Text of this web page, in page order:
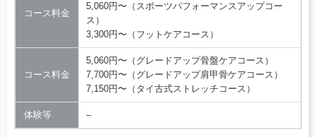
コース料金
5,060円〜（スポーツパフォーマンスアップコー
ス）
3,300円〜（フットケアコース）
コース料金
5,060円〜（グレードアップ骨盤ケアコース）
7,700円〜（グレードアップ肩甲骨ケアコース）
7,150円〜（タイ古式ストレッチコース）
体験等 –